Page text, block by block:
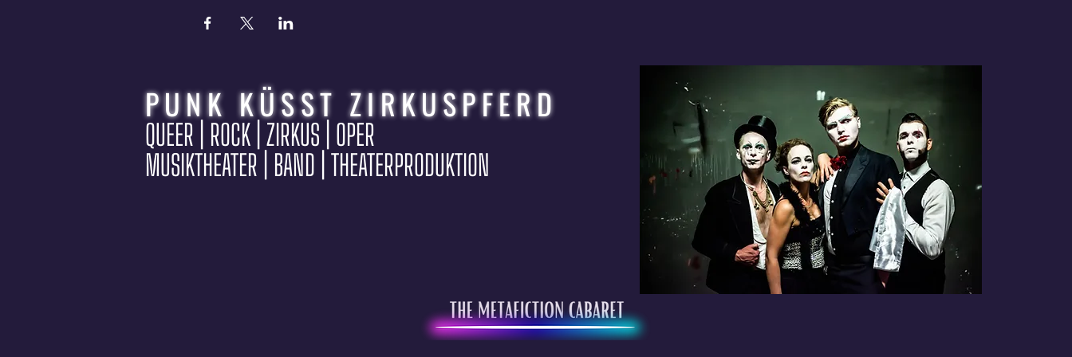
PUNK KÜSST ZIRKUSPFERD
QUEER | ROCK | ZIRKUS | OPER
MUSIKTHEATER | BAND | THEATERPRODUKTION